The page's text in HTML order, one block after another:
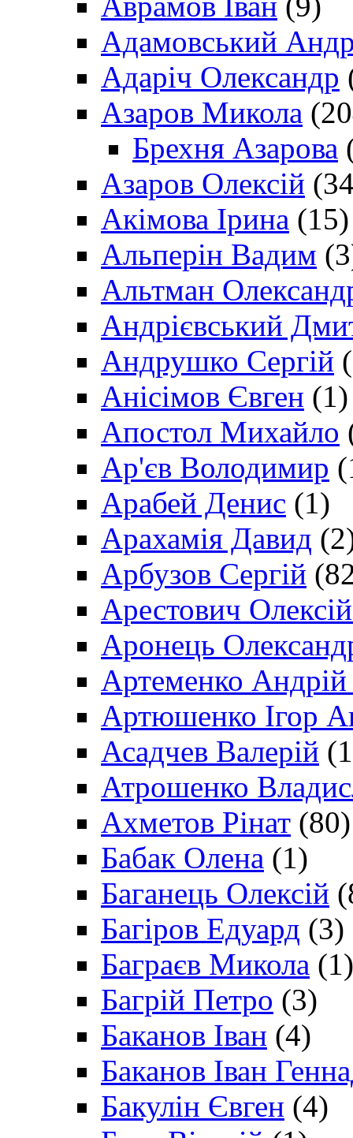
Адамовський
Адаріч Олександр
Азаров Микола
Брехня Азарова
Азаров Олексій
Акімова Ірина (15)
Альперін Вадим
Альтман
Андрієвський
Андрушко Сергій
Анісімов Євген (1)
Апостол Михайло
Ар'єв Володимир
Арабей Денис (1)
Арахамія Давид
Арбузов Сергій
Арестович
Аронець
Артеменко Андрій
Артюшенко Ігор
Асадчев Валерій
Атрошенко
Ахметов Рінат (80)
Бабак Олена (1)
Баганець Олексій
Багіров Едуард (3)
Баграєв Микола (1)
Багрій Петро (3)
Баканов Іван (4)
Баканов Іван
Бакулін Євген (4)